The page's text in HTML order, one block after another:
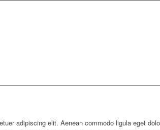
adipiscing elit. Aenean commodo ligula eget